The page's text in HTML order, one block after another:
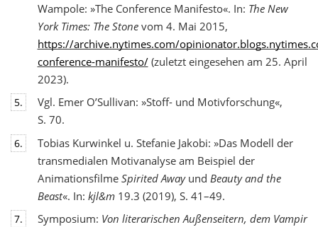
Wampole: »The Conference Manifesto«. In: The New
York Times: The Stonevom 4. Mai 2015,
https://archive.nytimes.com/
conference-manifesto/(zuletzt eingesehen am 25. April
2023).
5.
Vgl. Emer O’Sullivan: »Stoff- und Motivforschung«,
S. 70.
6.
Tobias Kurwinkel u. Stefanie Jakobi: »Das Modell der
transmedialen Motivanalyse am Beispiel der
Animationsfilme Spirited Awayund Beauty and the
Beast«. In: kjl&m19.3 (2019), S. 41–49.
7. Symposium: Von literarischen Außenseitern, dem Vampir